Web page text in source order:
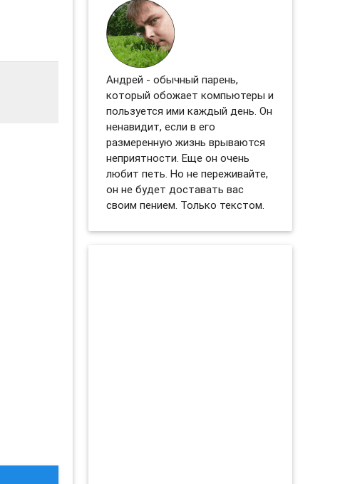
Андрей - обычный парень,
который обожает компьютеры и
пользуется ими каждый день. Он
ненавидит, если в его
размеренную жизнь врываются
неприятности. Еще он очень
любит петь. Но не переживайте,
он не будет доставать вас
своим пением. Только текстом.